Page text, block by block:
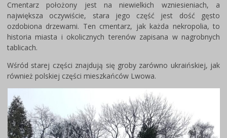
Cmentarz położony jest na niewielkich wzniesieniach, a
największa oczywiście, stara jego część jest dość gęsto
ozdobiona drzewami. Ten cmentarz, jak każda nekropolia, to
historia miasta i okolicznych terenów zapisana w nagrobnych
tablicach.
Wśród starej części znajdują się groby zarówno ukraińskiej, jak
również polskiej części mieszkańców Lwowa.